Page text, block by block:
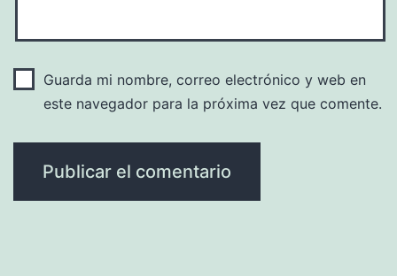
Guarda mi nombre, correo electrónico y web en
este navegador para la próxima vez que comente.